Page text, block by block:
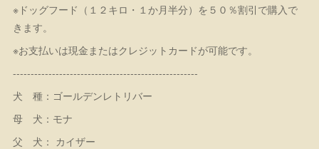
※ドッグフード（１２キロ・１か月半分）を５０％割引で購入で
きます。
※お支払いは現金またはクレジットカードが可能です。
----------------------------------------------------
犬 種：ゴールデンレトリバー
母 犬：モナ
父 犬： カイザー